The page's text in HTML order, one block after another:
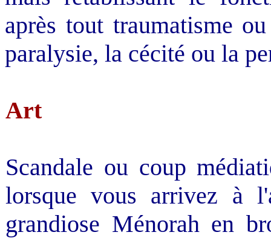
après tout traumatisme
paralysie, la cécité ou la
Art
Scandale ou coup
lorsque vous arrivez à
grandiose Ménorah en